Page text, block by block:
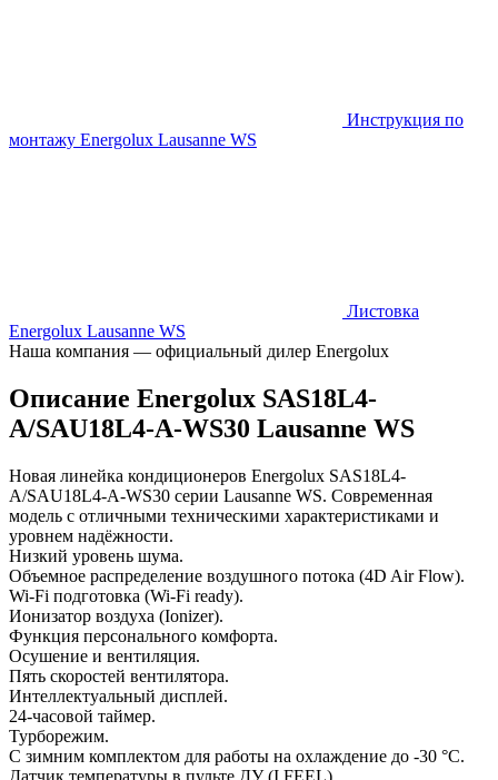
Инструкция по
монтажу Energolux Lausanne WS
Листовка
Energolux Lausanne WS
Наша компания — официальный дилер Energolux
Описание Energolux SAS18L4-
A/SAU18L4-A-WS30 Lausanne WS
Новая линейка кондиционеров Energolux SAS18L4-
A/SAU18L4-A-WS30 серии Lausanne WS. Современная
модель с отличными техническими характеристиками и
уровнем надёжности.
Низкий уровень шума.
Объемное распределение воздушного потока (4D Air Flow).
Wi-Fi подготовка (Wi-Fi ready).
Ионизатор воздуха (Ionizer).
Функция персонального комфорта.
Осушение и вентиляция.
Пять скоростей вентилятора.
Интеллектуальный дисплей.
24-часовой таймер.
Турборежим.
С зимним комплектом для работы на охлаждение до -30 °C.
Датчик температуры в пульте ДУ (I FEEL).